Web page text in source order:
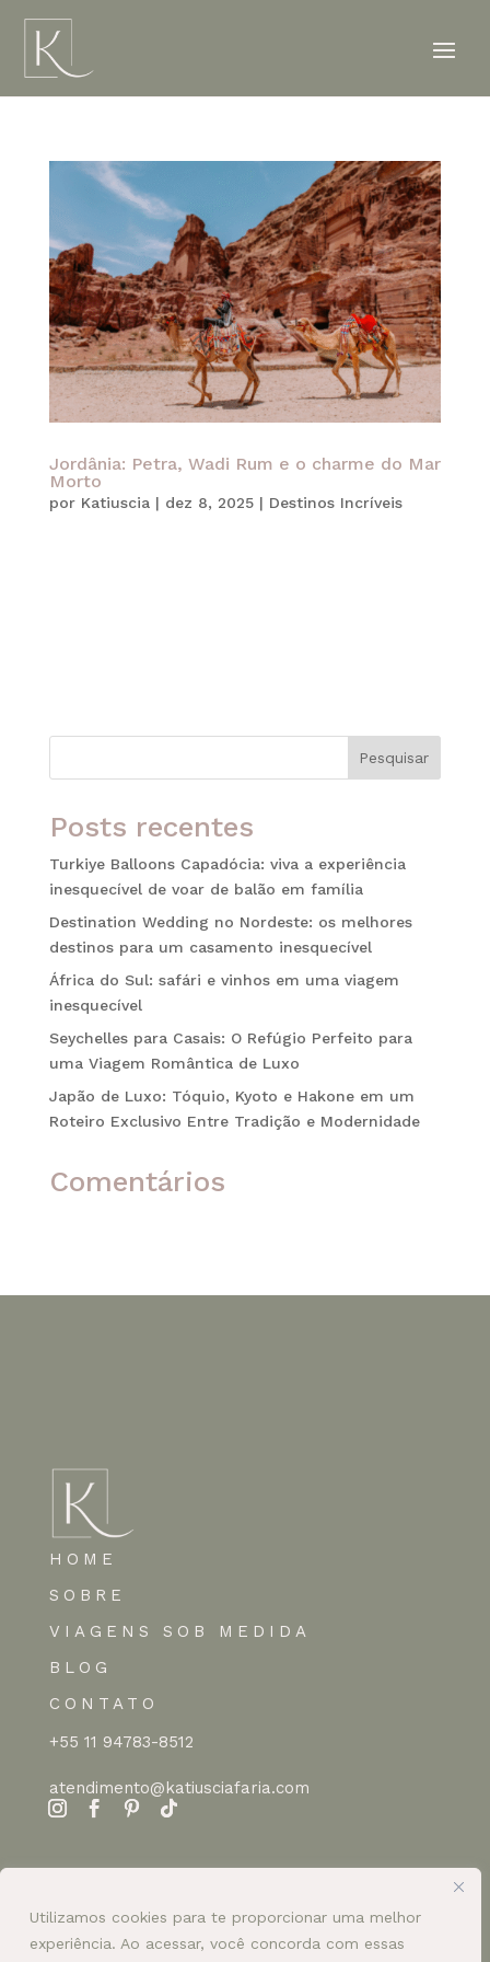
Utilizamos cookies para te proporcionar uma melhor
experiência. Ao acessar, você concorda com essas
Jordânia: Petra, Wadi Rum e o charme do Mar
Morto
por Katiuscia| dez 8, 2025| Destinos Incríveis
Pesquisar
Posts recentes
Turkiye Balloons Capadócia: viva a experiência
inesquecível de voar de balão em família
Destination Wedding no Nordeste: os melhores
destinos para um casamento inesquecível
África do Sul: safári e vinhos em uma viagem
inesquecível
Seychelles para Casais: O Refúgio Perfeito para
uma Viagem Romântica de Luxo
Japão de Luxo: Tóquio, Kyoto e Hakone em um
Roteiro Exclusivo Entre Tradição e Modernidade
Comentários
HOME
SOBRE
VIAGENS SOB MEDIDA
BLOG
CONTATO
+55 11 94783-8512
atendimento@katiusciafaria.com